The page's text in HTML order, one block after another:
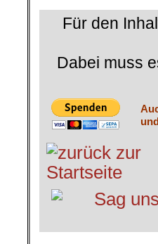
Für den
Dabei muss